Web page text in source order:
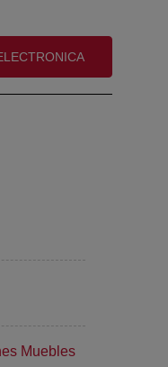
nueva ventana)
Muebles